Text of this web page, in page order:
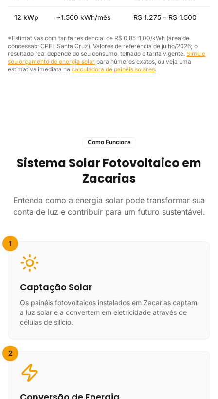
12 kWp ~1.500 kWh/mês R$ 1.275 – R$ 1.500
*Estimativas com tarifa residencial de R$ 0,85–1,00/kWh (área de
concessão: CPFL Santa Cruz). Valores de referência de julho/2026; o
resultado real depende do seu consumo, telhado e tarifa vigente. Simule
seu orçamento de energia solar para números exatos, ou veja uma
estimativa imediata na calculadora de painéis solares.
Como Funciona
Sistema Solar Fotovoltaico em
Zacarias
Entenda como a energia solar pode transformar sua
conta de luz e contribuir para um futuro sustentável.
1
Captação Solar
Os painéis fotovoltaicos instalados em Zacarias captam
a luz solar e a convertem em eletricidade através de
células de silício.
2